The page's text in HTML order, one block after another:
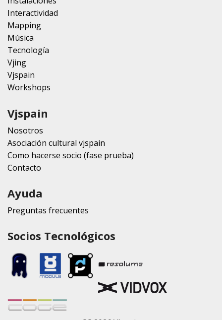
Interactividad
Mapping
Música
Tecnología
Vjing
Vjspain
Workshops
Vjspain
Nosotros
Asociación cultural vjspain
Como hacerse socio (fase prueba)
Contacto
Ayuda
Preguntas frecuentes
Socios Tecnológicos